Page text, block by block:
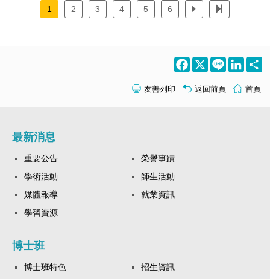
述能力。除了課堂學習外，我也十分珍惜與同學們的交流。
我們一起討論課業、分享觀點，甚至在意見分歧時，也學會
學態度和無私的指導，使我得以順利完成研究所的學業，並
業知識，更拓展了我的視野，成為我人生中一個深刻且難忘
1 2 3 4 5 6
Facebook
X Line
友善列印 返回前頁 首頁
最新消息
重要公告
榮譽事蹟
學術活動
師生活動
媒體報導
就業資訊
學習資源
博士班
博士班特色
招生資訊